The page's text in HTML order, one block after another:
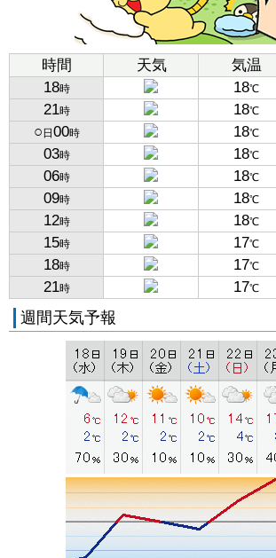
時間 天気 気温
18時 18℃
21時 18℃
○ 日 00時 18℃
03時 18℃
06時 18℃
09時 18℃
12時 18℃
15時 17℃
18時 17℃
21時 17℃
週間天気予報